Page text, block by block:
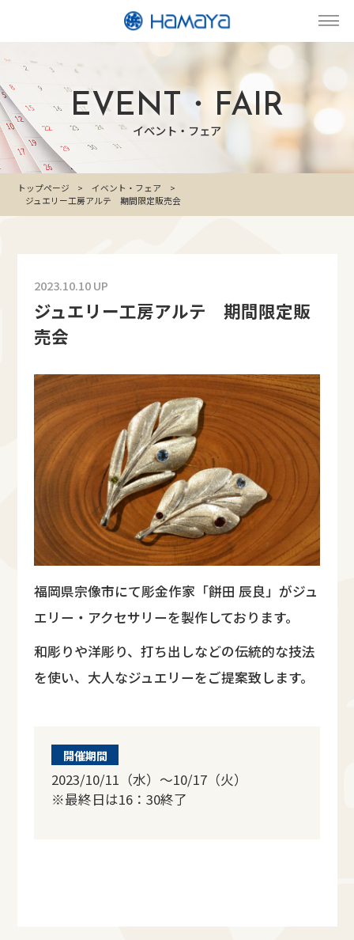
EVENT・FAIR
イベント・フェア
トップページ
イベント・フェア
ジュエリー工房アルテ 期間限定販売会
2023.10.10 UP
ジュエリー工房アルテ 期間限定販
売会
福岡県宗像市にて彫金作家「餅田 辰良」がジュ
エリー・アクセサリーを製作しております。
和彫りや洋彫り、打ち出しなどの伝統的な技法
を使い、大人なジュエリーをご提案致します。
開催期間
2023/10/11（水）～10/17（火）
※最終日は16：30終了